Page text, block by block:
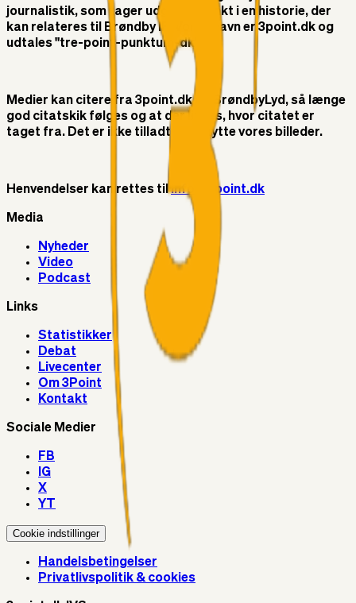
journalistik, som tager udgangspunkt i en historie, der
kan relateres til Brøndby IF. Vores navn er 3point.dk og
udtales "tre-point-punktum-dk"
Medier kan citere fra 3point.dk og BrøndbyLyd, så længe
god citatskik følges og at der linkes, hvor citatet er
taget fra. Det er ikke tilladt at benytte vores billeder.
Henvendelser kan rettes tilinfo@3point.dk
Media
Nyheder
Video
Podcast
Links
Statistikker
Debat
Livecenter
Om 3Point
Kontakt
Sociale Medier
FB
IG
X
YT
Cookie indstillinger
Handelsbetingelser
Privatlivspolitik & cookies